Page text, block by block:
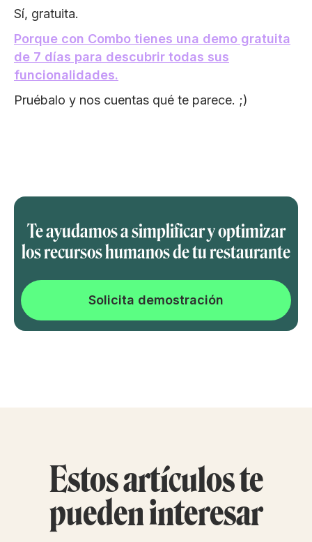
Te ayudamos a simplificar y optimizar
los recursos humanos de tu restaurante
Solicita demostración
Sí, gratuita.
Porque con Combo tienes una demo gratuita
de 7 días para descubrir todas sus
funcionalidades.
Pruébalo y nos cuentas qué te parece. ;)
Estos artículos te
pueden interesar